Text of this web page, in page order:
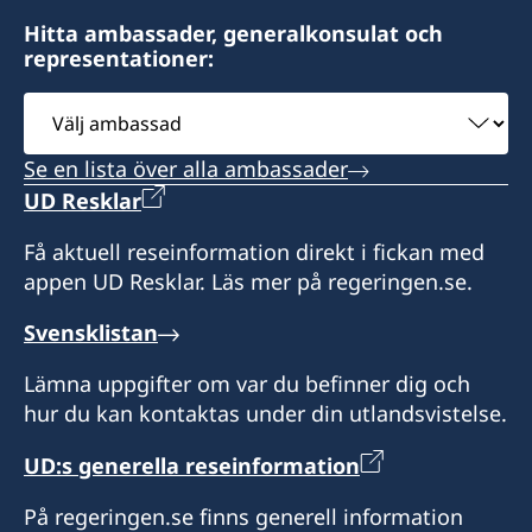
Søren Hammer Westmark
konsulatet i förväg. Passet lämnas sedan ut
mot uppvisande av kvitto.
Pris: 231 DKK
Kto: 4394 – 4394145122
Inbetalningen markeras med namn samt j.nr
12-1372.
Klaus Kisum Kjær
Mette Rude Clemmensen
överenskommelse – ring eller sänd e-post och
avtala tid inför ditt besök.
Marie Louise Frederiksen
Fredag kl. 09.00 - 14.00.
Honorärkonsul
Lone Rømø
Konsulatet är öppet enligt överenskommelse.
Honorärkonsul
Jens Hempel-Hansen
Konsulatet tar emot besök enligt
överenskommelse – ring eller sänd en e-post
och avtala tid inför ditt besök.
Honorärkonsul
Jacob Bjerring-Hansen
Sveriges honorära generalkonsulat
Honorär Generalkonsul Birgit á Heygum
Postmoga 164 FO-110
Tórshavn
Färöarna
Måndag-fredag kl. 09.00 - 12.00, samt 13.30 -
Honorär generalkonsul
Birgit á Heygum
Hitta ambassader, generalkonsulat och
representationer:
Välj
ambassad
Se en lista över alla ambassader
UD Resklar
Få aktuell reseinformation direkt i fickan med
appen UD Resklar. Läs mer på regeringen.se.
Svensklistan
Lämna uppgifter om var du befinner dig och
hur du kan kontaktas under din utlandsvistelse.
UD:s generella reseinformation
På regeringen.se finns generell information